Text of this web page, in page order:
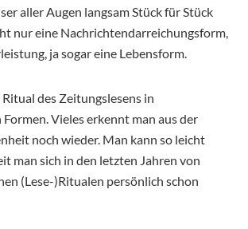
aller Augen langsam Stück für Stück
nur eine Nachrichtendarreichungsform,
ja sogar eine Lebensform.
des Zeitungslesens in
Vieles erkennt man aus der
noch wieder. Man kann so leicht
man sich in den letzten Jahren von
(Lese-)Ritualen persönlich schon